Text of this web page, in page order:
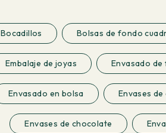
Bocadillos Bolsas de fondo
Embalaje de joyas Envasado
Envasado en bolsa Envases
Envases de chocolate